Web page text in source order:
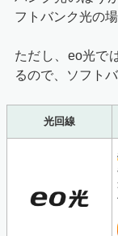
フトバンク光の
ただし、eo光で
るので、ソフト
光回線